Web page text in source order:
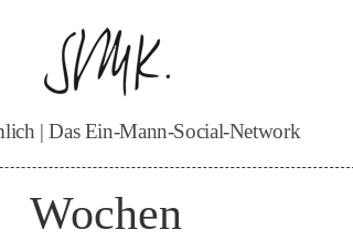
| Das Ein-Mann-Social-Network
Wochen